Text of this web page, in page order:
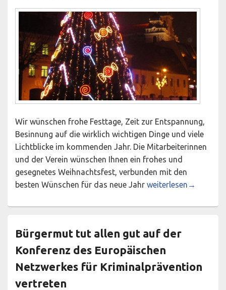
Wir wünschen frohe Festtage, Zeit zur Entspannung,
Besinnung auf die wirklich wichtigen Dinge und viele
Lichtblicke im kommenden Jahr. Die Mitarbeiterinnen
und der Verein wünschen Ihnen ein frohes und
gesegnetes Weihnachtsfest, verbunden mit den
besten Wünschen für das neue Jahr Wir wünschen frohe
weiterlesen →
Bürgermut tut allen gut auf der
Konferenz des Europäischen
Netzwerkes für Kriminalprävention
vertreten